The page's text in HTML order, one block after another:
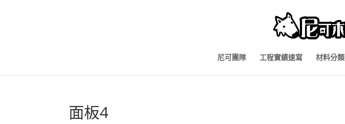
尼可團隊 工程實績速寫 材料分類
面板4